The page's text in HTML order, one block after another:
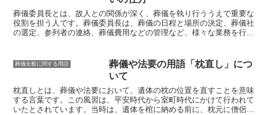
かに執り行うための大切なアイテムであり、参列者を迎えるための大
切な役割を果たしています。
葬儀委員長とは、故人との関係が深く、葬儀を執り行ううえで重要な
役割を担う人です。葬儀委員長は、葬儀の日程と場所の決定、葬儀社
の選定、参列者の連絡、葬儀費用などの管理など、様々な業務を行い
滑に進めることができるよう、責任感とリーダーシップも必要です。
葬儀委員長をお願いする際には、故人との関係や性格、能力などを考
慮して、最適な人を選ぶことが大切です。また、事前に葬儀委員長に
その役割について説明し、了承を得ておくことも必要です。
葬儀全般に関する用語
葬儀や法要の用語「枕直し」につ
いて
枕直しとは、葬儀や法要において、遺体の枕の位置を直すことを意味
する言葉です。この風習は、平安時代から室町時代にかけて行われて
いたとされています。当時は、遺体を棺に納める前に、枕元に僧侶が